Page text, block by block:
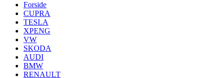
Forside
CUPRA
TESLA
XPENG
VW
SKODA
AUDI
BMW
RENAULT